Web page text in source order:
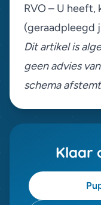
RVO – U
(geraadpleegd
Dit artikel is
geen advies
schema
Klaar